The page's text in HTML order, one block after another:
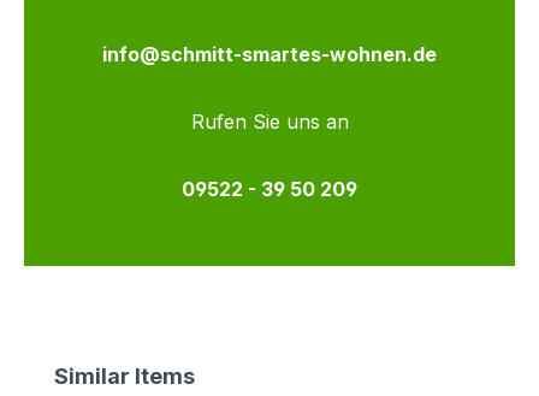
info@schmitt-smartes-wohnen.de
Rufen Sie uns an
09522 - 39 50 209
Produktgalerie überspringen
Similar Items